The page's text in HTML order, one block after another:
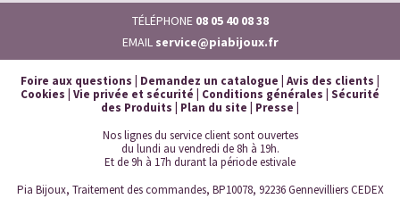
TÉLÉPHONE 08 05 40 08 38
EMAIL service@piabijoux.fr
Foire aux questions Demandez un catalogue Avis des clients
Cookies Vie privée et sécurité Conditions générales Sécurité
des Produits
Plan du site Presse
Nos lignes du service client sont ouvertes
du lundi au vendredi de 8h à 19h.
Et de 9h à 17h durant la période estivale
Pia Bijoux, Traitement des commandes, BP10078, 92236 Gennevilliers CEDEX